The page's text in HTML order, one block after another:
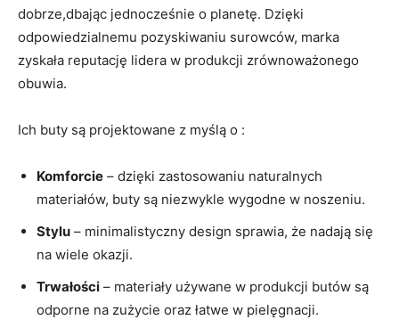
dobrze,dbając jednocześnie o planetę. Dzięki
odpowiedzialnemu pozyskiwaniu surowców, marka
zyskała reputację lidera w produkcji zrównoważonego
obuwia.
Ich buty są projektowane z myślą o :
Komforcie – dzięki zastosowaniu naturalnych
materiałów, buty są niezwykle wygodne w noszeniu.
Stylu – minimalistyczny design sprawia, że nadają się
na wiele okazji.
Trwałości – materiały używane w produkcji butów są
odporne na zużycie oraz łatwe w pielęgnacji.